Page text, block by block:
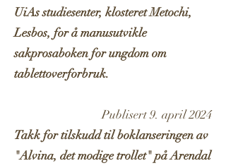
UiAs studiesenter, klosteret Metochi,
Lesbos, for å manusutvikle
sakprosaboken for ungdom om
tablettoverforbruk.
Publisert 9. april 2024
Takk for tilskudd til boklanseringen av
"Alvina, det modige trollet" på Arendal